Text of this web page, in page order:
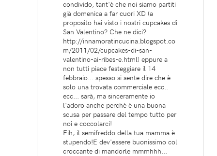
condivido, tant'è che noi siamo partiti
già domenica a far cuori XD (a
proposito hai visto i nostri cupcakes di
San Valentino? Che ne dici?
http://innamoratincucina.blogspot.co
m/2011/02/cupcakes-di-san-
valentino-ai-ribes-e.html) eppure a
non tutti piace festeggiare il 14
febbraio... spesso si sente dire che è
solo una trovata commerciale ecc..
ecc... sarà, ma sinceramente io
l'adoro anche perchè è una buona
scusa per passare del tempo tutto per
noi e coccolarci!
Eih, il semifreddo della tua mamma è
stupendo!E dev'essere buonissimo col
croccante di mandorle mmmhhh...